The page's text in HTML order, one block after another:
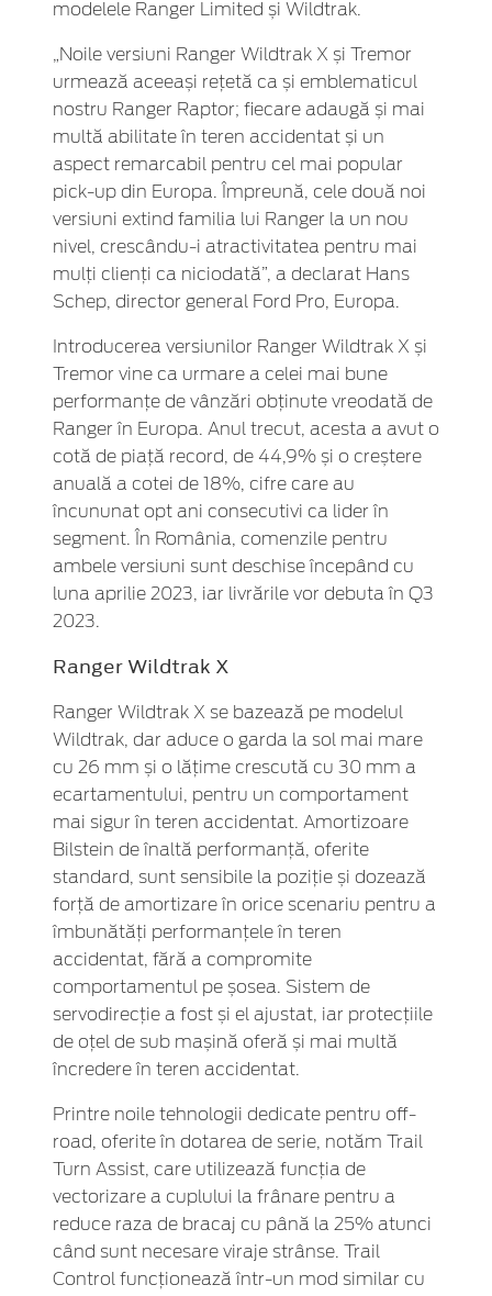
modelele Ranger Limited și Wildtrak.
„Noile versiuni Ranger Wildtrak X și Tremor
urmează aceeași rețetă ca și emblematicul
nostru Ranger Raptor; fiecare adaugă și mai
multă abilitate în teren accidentat și un
aspect remarcabil pentru cel mai popular
pick-up din Europa. Împreună, cele două noi
versiuni extind familia lui Ranger la un nou
nivel, crescându-i atractivitatea pentru mai
mulți clienți ca niciodată”, a declarat Hans
Schep, director general Ford Pro, Europa.
Introducerea versiunilor Ranger Wildtrak X și
Tremor vine ca urmare a celei mai bune
performanțe de vânzări obținute vreodată de
Ranger în Europa. Anul trecut, acesta a avut o
cotă de piață record, de 44,9% și o creștere
anuală a cotei de 18%, cifre care au
încununat opt ani consecutivi ca lider în
segment. În România, comenzile pentru
ambele versiuni sunt deschise începând cu
luna aprilie 2023, iar livrările vor debuta în Q3
2023.
Ranger Wildtrak X
Ranger Wildtrak X se bazează pe modelul
Wildtrak, dar aduce o garda la sol mai mare
cu 26 mm și o lățime crescută cu 30 mm a
ecartamentului, pentru un comportament
mai sigur în teren accidentat. Amortizoare
Bilstein de înaltă performanță, oferite
standard, sunt sensibile la poziție și dozează
forță de amortizare în orice scenariu pentru a
îmbunătăți performanțele în teren
accidentat, fără a compromite
comportamentul pe șosea. Sistem de
servodirecție a fost și el ajustat, iar protecțiile
de oțel de sub mașină oferă și mai multă
încredere în teren accidentat.
Printre noile tehnologii dedicate pentru off-
road, oferite în dotarea de serie, notăm Trail
Turn Assist, care utilizează funcția de
vectorizare a cuplului la frânare pentru a
reduce raza de bracaj cu până la 25% atunci
când sunt necesare viraje strânse. Trail
Control funcționează într-un mod similar cu